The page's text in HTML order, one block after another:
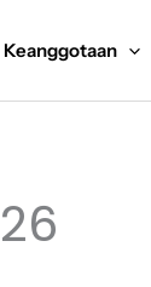
Keanggotaan